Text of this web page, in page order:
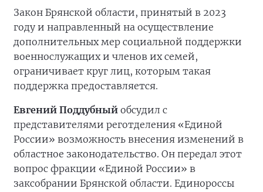
Закон Брянской области, принятый в 2023
году и направленный на осуществление
дополнительных мер социальной поддержки
военнослужащих и членов их семей,
ограничивает круг лиц, которым такая
поддержка предоставляется.
Евгений Поддубный обсудил с
представителями реготделения «Единой
России» возможность внесения изменений в
областное законодательство. Он передал этот
вопрос фракции «Единой России» в
заксобрании Брянской области. Единороссы